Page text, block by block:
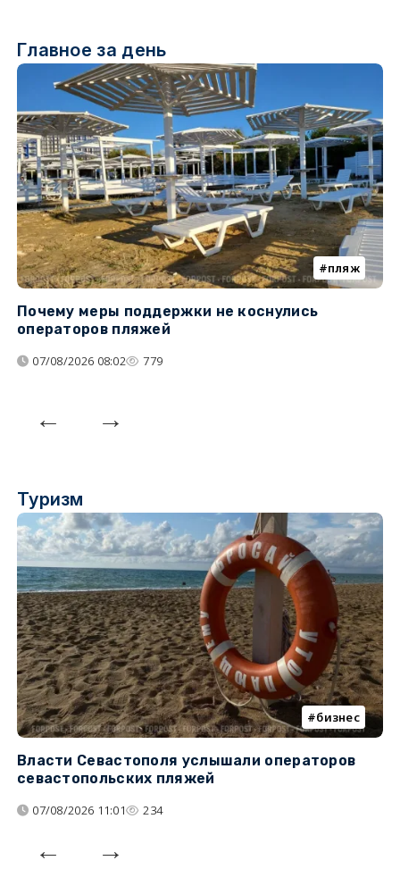
Главное за день
пляж
Почему меры поддержки не коснулись
операторов пляжей
07/08/2026 08:02 779
Туризм
бизнес
Власти Севастополя услышали операторов
севастопольских пляжей
07/08/2026 11:01 234